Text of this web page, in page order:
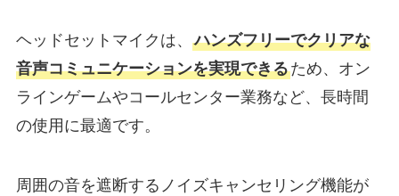
ヘッドセットマイクは、 ハンズフリーでクリアな
音声コミュニケーションを実現できるため、オン
ラインゲームやコールセンター業務など、長時間
の使用に最適です。
周囲の音を遮断するノイズキャンセリング機能が